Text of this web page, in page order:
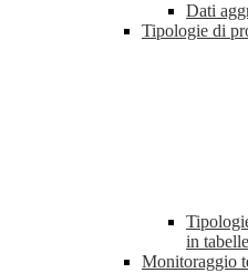
Dati
Tipologie di
in
Monitoraggio